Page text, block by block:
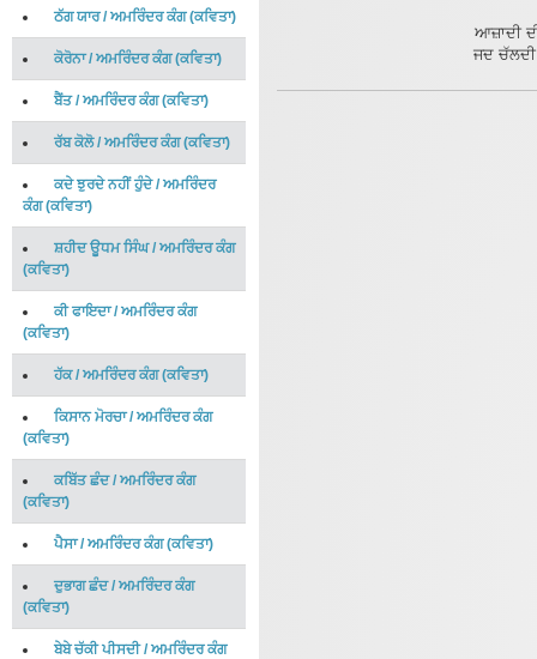
ਠੱਗ ਯਾਰ/ਅਮਰਿੰਦਰ ਕੰਗ(ਕਵਿਤਾ)
ਕੋਰੋਨਾ/ ਅਮਰਿੰਦਰ ਕੰਗ(ਕਵਿਤਾ)
ਬੈਂਤ/ਅਮਰਿੰਦਰ ਕੰਗ(ਕਵਿਤਾ)
ਰੱਬ ਕੋਲੋ/ ਅਮਰਿੰਦਰ ਕੰਗ(ਕਵਿਤਾ)
ਕਦੇ ਝੁਰਦੇ ਨਹੀਂ ਹੁੰਦੇ/ਅਮਰਿੰਦਰ
ਕੰਗ(ਕਵਿਤਾ)
ਸ਼ਹੀਦ ਊਧਮ ਸਿੰਘ/ ਅਮਰਿੰਦਰ ਕੰਗ
(ਕਵਿਤਾ)
ਕੀ ਫਾਇਦਾ/ਅਮਰਿੰਦਰ ਕੰਗ
(ਕਵਿਤਾ)
ਹੱਕ/ ਅਮਰਿੰਦਰ ਕੰਗ(ਕਵਿਤਾ)
ਕਿਸਾਨ ਮੋਰਚਾ/ਅਮਰਿੰਦਰ ਕੰਗ
(ਕਵਿਤਾ)
ਕਬਿੱਤ ਛੰਦ/ ਅਮਰਿੰਦਰ ਕੰਗ
(ਕਵਿਤਾ)
ਪੈਸਾ/ਅਮਰਿੰਦਰ ਕੰਗ(ਕਵਿਤਾ)
ਦੁਭਾਗ ਛੰਦ/ ਅਮਰਿੰਦਰ ਕੰਗ
(ਕਵਿਤਾ)
ਬੇਬੇ ਚੱਕੀ ਪੀਸਦੀ/ਅਮਰਿੰਦਰ ਕੰਗ
ਆਜ਼ਾਦੀ
ਜਦ